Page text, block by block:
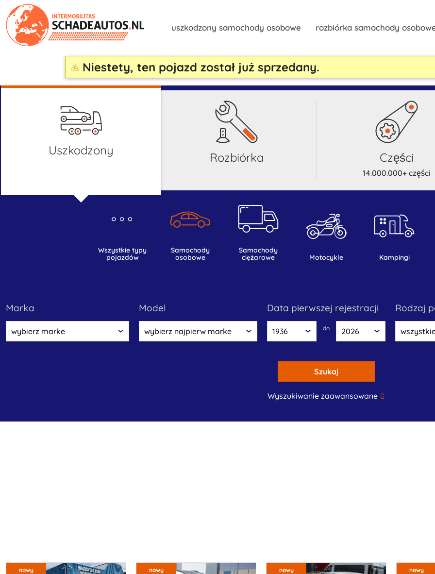
uszkodzony samochody osobowe rozbiórka samochody
Niestety, ten pojazd został już sprzedany.
uszkodzony rozbiórka części
14.000.000+ części
wszystkie typy
pojazdów
samochody
osobowe
samochody
ciężarowe
motocykle kampingi
marka model data pierwszej rejestracji
do
rodzaj
Szukaj
Wyszukiwanie zaawansowane
nowy nowy nowy nowy